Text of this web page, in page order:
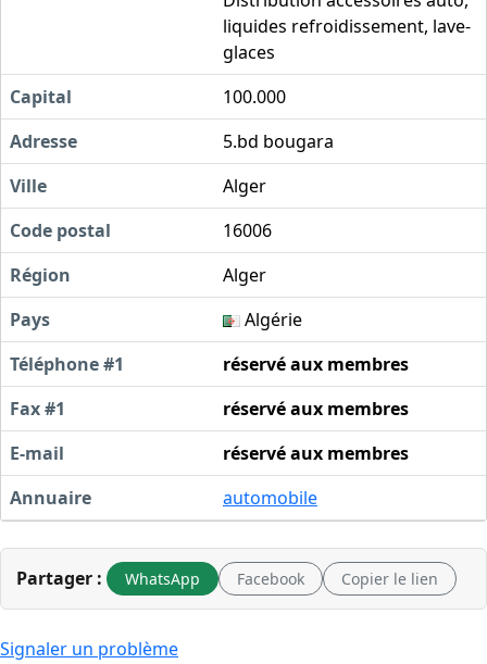
liquides refroidissement, lave-
glaces
Capital
100.000
Adresse
5.bd bougara
Ville
Alger
Code postal
16006
Région
Alger
Pays
Algérie
Téléphone #1
réservé aux membres
Fax #1
réservé aux membres
E-mail
réservé aux membres
Annuaire
automobile
Partager : WhatsApp Facebook Copier le lien
Signaler un problème